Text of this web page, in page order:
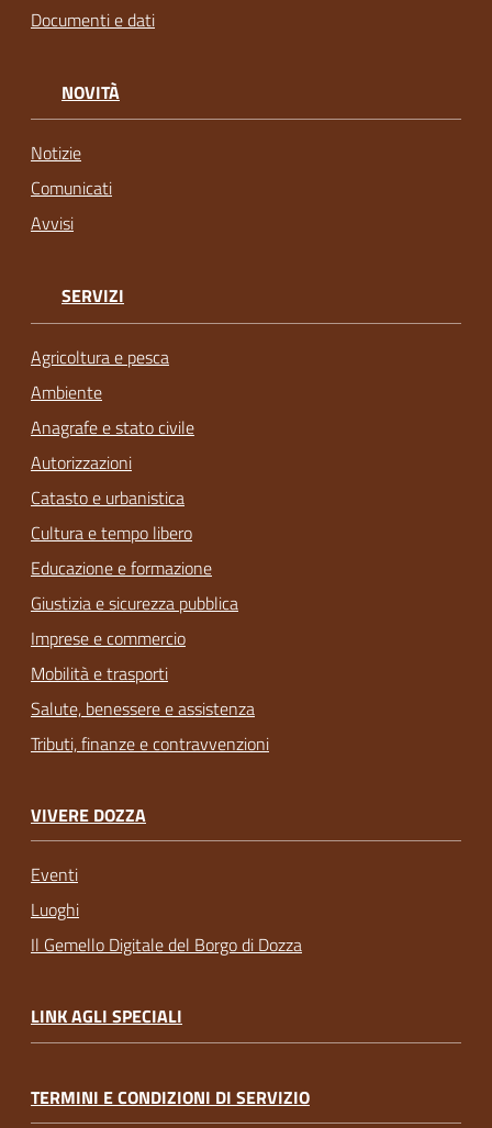
Documenti e dati
NOVITÀ
Notizie
Comunicati
Avvisi
SERVIZI
Agricoltura e pesca
Ambiente
Anagrafe e stato civile
Autorizzazioni
Catasto e urbanistica
Cultura e tempo libero
Educazione e formazione
Giustizia e sicurezza pubblica
Imprese e commercio
Mobilità e trasporti
Salute, benessere e assistenza
Tributi, finanze e contravvenzioni
VIVERE DOZZA
Eventi
Luoghi
Il Gemello Digitale del Borgo di Dozza
LINK AGLI SPECIALI
TERMINI E CONDIZIONI DI SERVIZIO